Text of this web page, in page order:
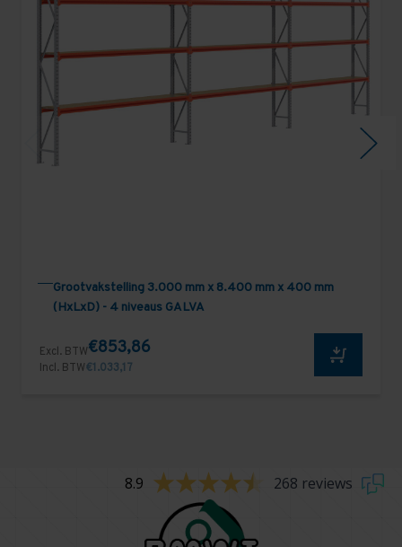
Grootvakstelling 3.000 mm x 8.400 mm x 400 mm
(HxLxD) - 4 niveaus GALVA
Excl. BTW€853,86
Incl. BTW€1.033,17
8.9 268 reviews